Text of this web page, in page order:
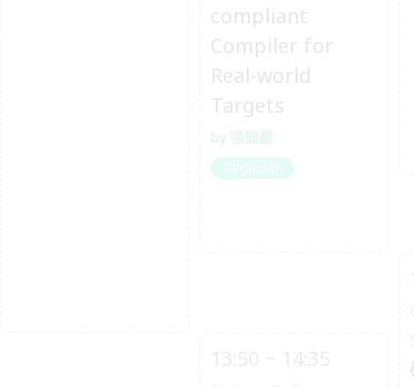
compliant
Compiler for
Real-world
Targets
張顥嚴
Beginner